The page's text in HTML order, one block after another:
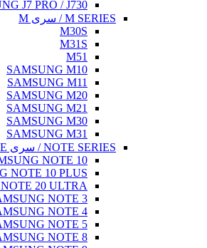
J7 PRO / J730
M SERIES / سری M
M30S
M31S
M51
SAMSUNG M10
SAMSUNG M11
SAMSUNG M20
SAMSUNG M21
SAMSUNG M30
SAMSUNG M31
NOTE SERIES / سری NOTE
NOTE 10
NOTE 10 PLUS
20 ULTRA
NOTE 3
NOTE 4
NOTE 5
NOTE 8